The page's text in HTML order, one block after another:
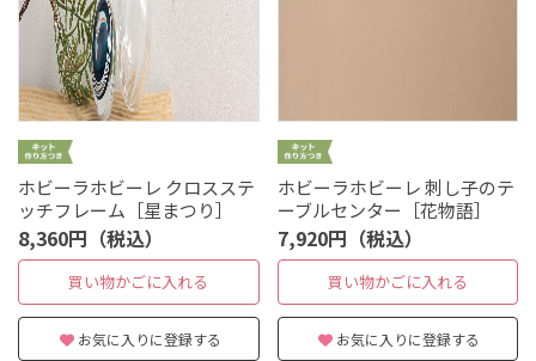
ホビーラホビーレ クロスステ
ッチフレーム［星まつり］
8,360円（税込）
買い物かごに入れる
お気に入りに登録する
ホビーラホビーレ 刺し子のテ
ーブルセンター［花物語］
7,920円（税込）
買い物かごに入れる
お気に入りに登録する